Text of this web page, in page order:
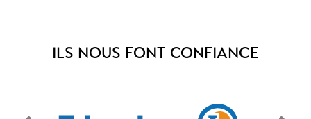
ILS NOUS FONT CONFIANCE